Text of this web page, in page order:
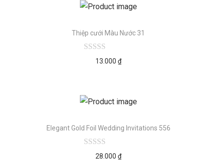
Thiệp cưới Màu Nước 31
13.000 ₫
Elegant Gold Foil Wedding Invitations 556
28.000 ₫